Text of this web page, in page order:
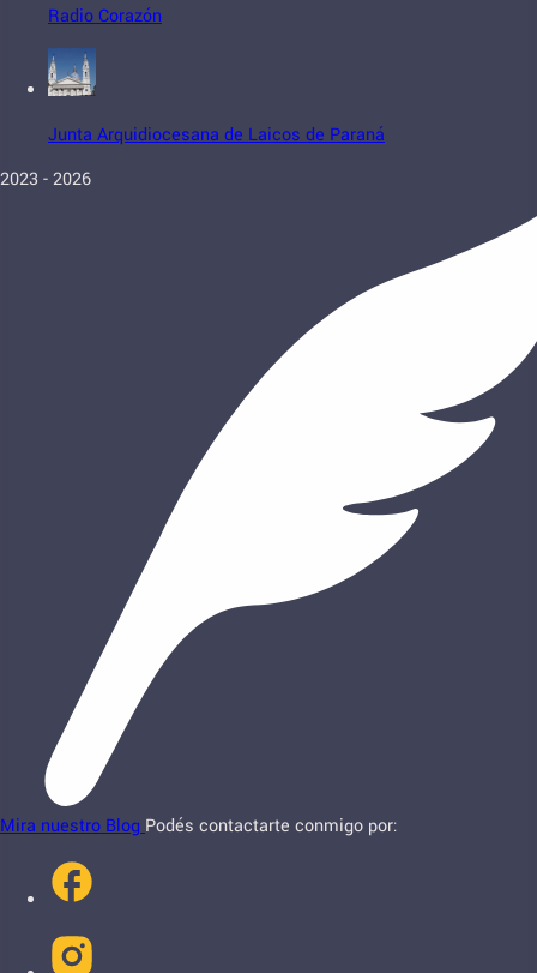
Radio Corazón
Junta Arquidiocesana de Laicos de Paraná
2023 - 2026
Mira nuestro Blog Podés contactarte conmigo por: